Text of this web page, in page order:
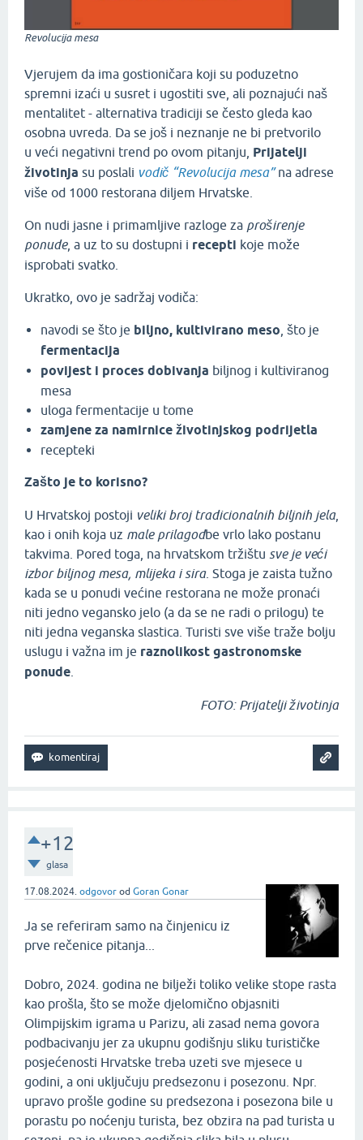
Revolucija mesa
Vjerujem da ima gostioničara koji su poduzetno
spremni izaći u susret i ugostiti sve, ali poznajući naš
mentalitet - alternativa tradiciji se često gleda kao
osobna uvreda. Da se još i neznanje ne bi pretvorilo
u veći negativni trend po ovom pitanju, Prijatelji
životinja su poslali vodič “Revolucija mesa”na adrese
više od 1000 restorana diljem Hrvatske.
On nudi jasne i primamljive razloge za proširenje
ponude, a uz to su dostupni i recepti koje može
isprobati svatko.
Ukratko, ovo je sadržaj vodiča:
navodi se što je biljno, kultivirano meso , što je
fermentacija
povijest i proces dobivanja biljnog i kultiviranog
mesa
uloga fermentacije u tome
zamjene za namirnice životinjskog podrijetla
recepteki
Zašto je to korisno?
U Hrvatskoj postoji veliki broj tradicionalnih biljnih jela,
kao i onih koja uz male prilagodbe vrlo lako postanu
takvima. Pored toga, na hrvatskom tržištu sve je veći
izbor biljnog mesa, mlijeka i sira. Stoga je zaista tužno
kada se u ponudi većine restorana ne može pronaći
niti jedno vegansko jelo (a da se ne radi o prilogu) te
niti jedna veganska slastica. Turisti sve više traže bolju
uslugu i važna im je raznolikost gastronomske
ponude
FOTO: Prijatelji životinja
+12
glasa
17.08.2024. odgovor od Goran Gonar
Ja se referiram samo na činjenicu iz
prve rečenice pitanja...
Dobro, 2024. godina ne bilježi toliko velike stope rasta
kao prošla, što se može djelomično objasniti
Olimpijskim igrama u Parizu, ali zasad nema govora
podbacivanju jer za ukupnu godišnju sliku turističke
posjećenosti Hrvatske treba uzeti sve mjesece u
godini, a oni uključuju predsezonu i posezonu. Npr.
upravo prošle godine su predsezona i posezona bile u
porastu po noćenju turista, bez obzira na pad turista u